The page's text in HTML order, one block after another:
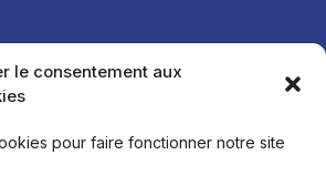
le consentement aux
pour faire fonctionner notre site